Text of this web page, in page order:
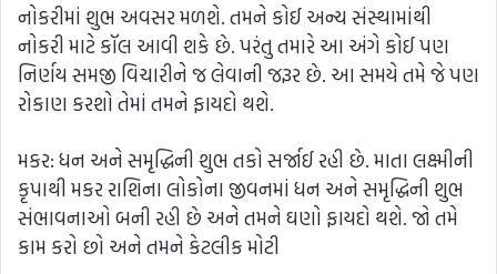
નોકરીમાં શુભ અવસર મળશે. તમને કોઈ અન્ય સંસ્થામાંથી
નોકરી માટે કૉલ આવી શકે છે. પરંતુ તમારે આ અંગે કોઈ પણ
નિર્ણય સમજી વિચારીને જ લેવાની જરૂર છે. આ સમયે તમે જે પણ
રોકાણ કરશો તેમાં તમને ફાયદો થશે.
મકર: ધન અને સમૃદ્ધિની શુભ તકો સર્જાઈ રહી છે. માતા લક્ષ્મીની
કૃપાથી મકર રાશિના લોકોના જીવનમાં ધન અને સમૃદ્ધિની શુભ
સંભાવનાઓ બની રહી છે અને તમને ઘણો ફાયદો થશે. જો તમે
કામ કરો છો અને તમને કેટલીક મોટી